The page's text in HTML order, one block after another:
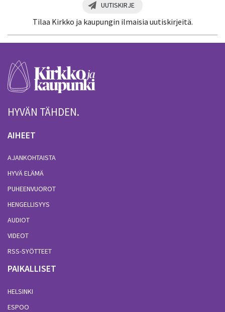
UUTISKIRJE
Tilaa Kirkko ja kaupungin ilmaisia uutiskirjeitä.
HYVÄN TÄHDEN.
AIHEET
AJANKOHTAISTA
HYVÄ ELÄMÄ
PUHEENVUOROT
HENGELLISYYS
AUDIOT
VIDEOT
RSS-SYÖTTEET
PAIKALLISET
HELSINKI
ESPOO